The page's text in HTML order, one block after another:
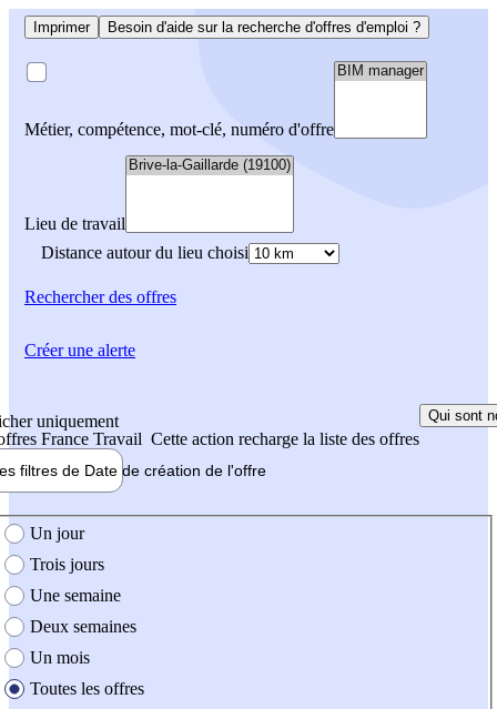
Imprimer Besoin d'aide sur la recherche d'offres d'emploi ?
Métier, compétence, mot-clé, numéro d'offre
Lieu de travail
Distance autour du lieu choisi
Rechercherdes offres
uniquement
France Travail Cette action recharge la liste des offres
Qui sont
filtres de Date de création de l'offre
création de l'offre
Un jour
Trois jours
Une semaine
Deux semaines
Un mois
Toutes les offres
Créer une alerte